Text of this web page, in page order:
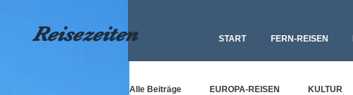
Reisezeiten START FERN-REISEN
Alle Beiträge EUROPA-REISEN KULTUR